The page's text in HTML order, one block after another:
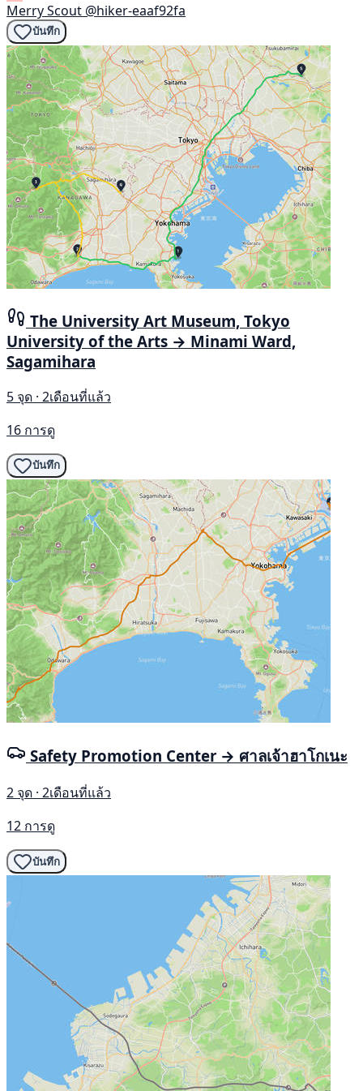
Merry Scout @hiker-eaaf92fa
บันทึก
The University Art Museum, Tokyo
University of the Arts → Minami Ward,
Sagamihara
5 จุด · 2เดือนที่แล้ว
16 การดู
บันทึก
Safety Promotion Center → ศาลเจ้าฮาโกเนะ
2 จุด · 2เดือนที่แล้ว
12 การดู
บันทึก